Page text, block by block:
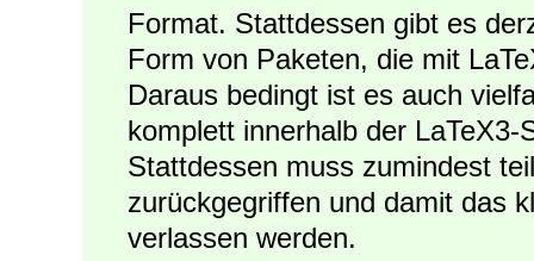
Format. Stattdessen gibt es
Form von Paketen, die mit
Daraus bedingt ist es auch
komplett innerhalb der
Stattdessen muss zumindest
zurückgegriffen und damit das
verlassen werden.